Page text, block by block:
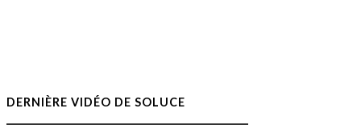
DERNIÈRE VIDÉO DE SOLUCE